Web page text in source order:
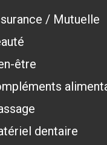
/ Mutuelle
être
dentaire